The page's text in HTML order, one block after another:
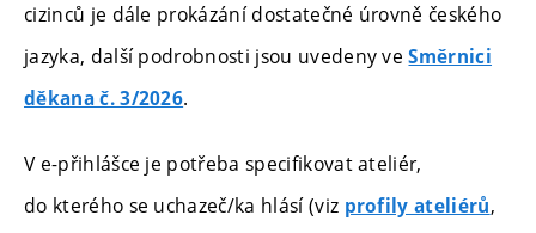
cizinců je dále prokázání dostatečné úrovně českého
jazyka, další podrobnosti jsou uvedeny ve Směrnici
děkana č. 3/2026.
V e-přihlášce je potřeba specifikovat ateliér,
do kterého se uchazeč/ka hlásí (viz profily ateliérů,